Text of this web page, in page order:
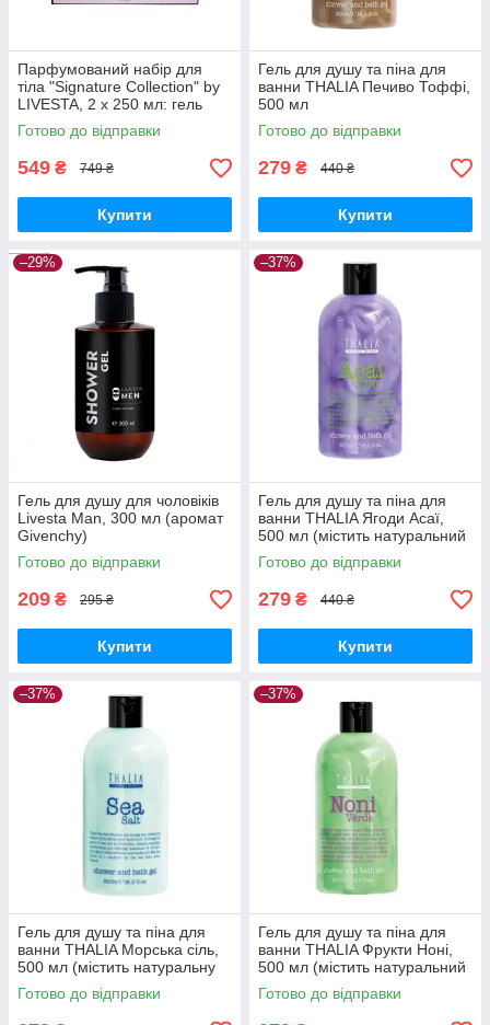
Парфумований набір для
тіла "Signature Collection" by
LIVESTA, 2 х 250 мл: гель
для душу та крем для тіла
(аромат Імператриці)
Готово до відправки
549 ₴ 749 ₴
Купити
Гель для душу та піна для
ванни THALIA Печиво Тоффі,
500 мл
Готово до відправки
279 ₴ 440 ₴
Купити
–29%
Гель для душу для чоловіків
Livesta Man, 300 мл (аромат
Givenchy)
Готово до відправки
209 ₴ 295 ₴
Купити
–37%
Гель для душу та піна для
ванни THALIA Ягоди Асаї,
500 мл (містить натуральний
екстракт ягід Асаї)
Готово до відправки
279 ₴ 440 ₴
Купити
–37%
Гель для душу та піна для
ванни THALIA Морська сіль,
500 мл (містить натуральну
морську сіль)
Готово до відправки
–37%
Гель для душу та піна для
ванни THALIA Фрукти Ноні,
500 мл (містить натуральний
екстракт фруктів Ноні)
Готово до відправки